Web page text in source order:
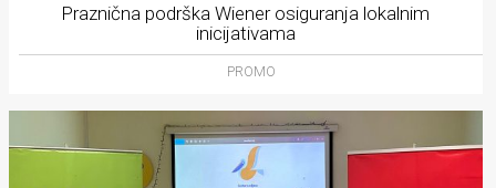
Praznična podrška Wiener osiguranja lokalnim
inicijativama
PROMO